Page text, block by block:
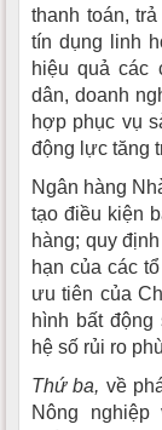
thanh toán,
tín dụng linh
hiệu quả các
dân, doanh
hợp phục vụ
động lực tăng
Ngân hàng
tạo điều kiện
hàng; quy
hạn của các
ưu tiên của
hình bất
hệ số rủi ro
Thứ ba, về
Nông